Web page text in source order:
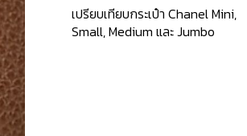
เปรียบเทียบกระเป๋า Chanel Mini,
Small, Medium และ Jumbo